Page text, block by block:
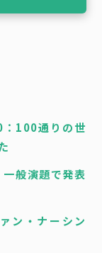
100通りの世
般演題で発表
ン・ナーシン